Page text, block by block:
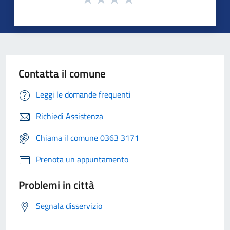
Contatta il comune
Leggi le domande frequenti
Richiedi Assistenza
Chiama il comune 0363 3171
Prenota un appuntamento
Problemi in città
Segnala disservizio